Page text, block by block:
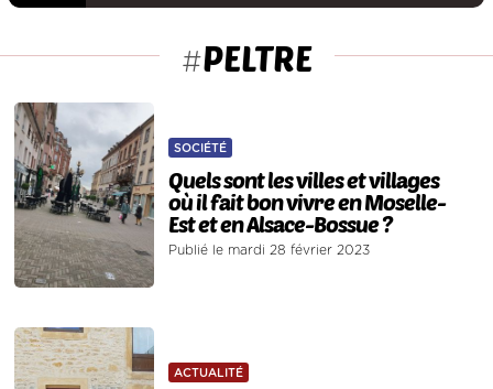
#PELTRE
SOCIÉTÉ
Quels sont les villes et villages
où il fait bon vivre en Moselle-
Est et en Alsace-Bossue ?
Publié le mardi 28 février 2023
ACTUALITÉ